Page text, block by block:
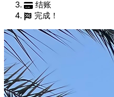
结账
完成！